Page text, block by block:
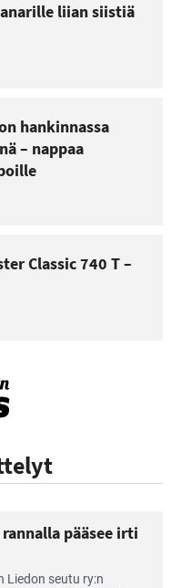
liian siistiä
hankinnassa
– nappaa
Classic 740 T –
pääsee irti
Liedon seutu ry:n